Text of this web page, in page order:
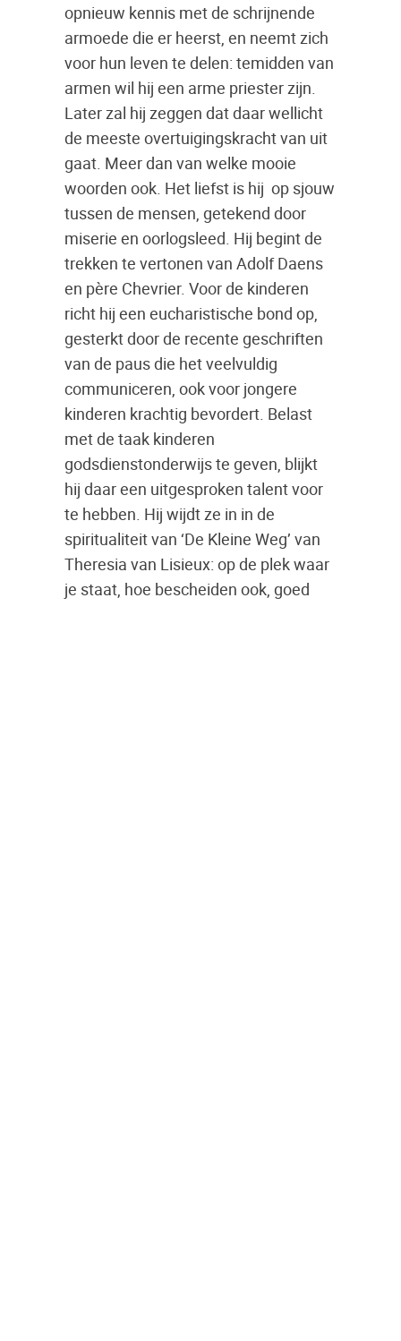
opnieuw kennis met de schrijnende
armoede die er heerst, en neemt zich
voor hun leven te delen: temidden van
armen wil hij een arme priester zijn.
Later zal hij zeggen dat daar wellicht
de meeste overtuigingskracht van uit
gaat. Meer dan van welke mooie
woorden ook. Het liefst is hij op sjouw
tussen de mensen, getekend door
miserie en oorlogsleed. Hij begint de
trekken te vertonen van Adolf Daens
en père Chevrier. Voor de kinderen
richt hij een eucharistische bond op,
gesterkt door de recente geschriften
van de paus die het veelvuldig
communiceren, ook voor jongere
kinderen krachtig bevordert. Belast
met de taak kinderen
godsdienstonderwijs te geven, blijkt
hij daar een uitgesproken talent voor
te hebben. Hij wijdt ze in in de
spiritualiteit van ‘De Kleine Weg’ van
Theresia van Lisieux: op de plek waar
je staat, hoe bescheiden ook, goed